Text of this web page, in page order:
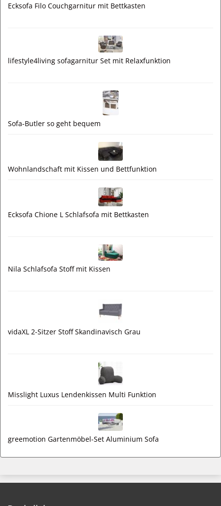
Ecksofa Filo Couchgarnitur mit Bettkasten
lifestyle4living sofagarnitur Set mit Relaxfunktion
Sofa-Butler so geht bequem
Wohnlandschaft mit Kissen und Bettfunktion
Ecksofa Chione L Schlafsofa mit Bettkasten
Nila Schlafsofa Stoff mit Kissen
vidaXL 2-Sitzer Stoff Skandinavisch Grau
Misslight Luxus Lendenkissen Multi Funktion
greemotion Gartenmöbel-Set Aluminium Sofa